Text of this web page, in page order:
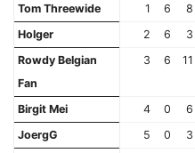
Tom Threewide
1 6 8
Holger
2 6 3
Rowdy Belgian
Fan
3 6 11
Birgit Mei 4 0 6
JoergG
5 0 3